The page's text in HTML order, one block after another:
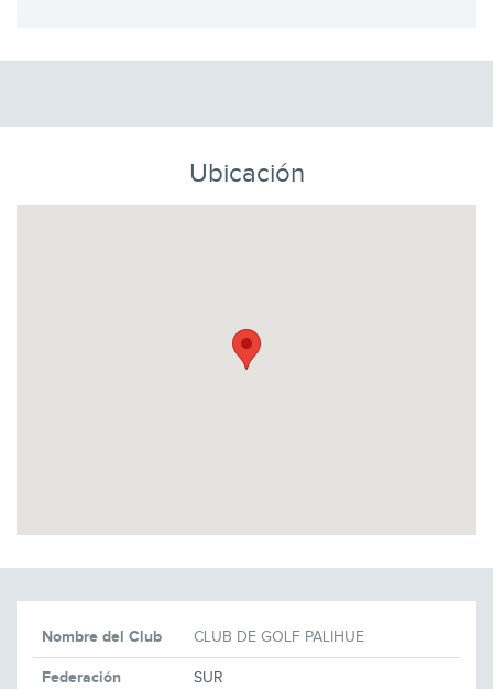
Ubicación
Nombre del Club CLUB DE GOLF PALIHUE
Federación SUR